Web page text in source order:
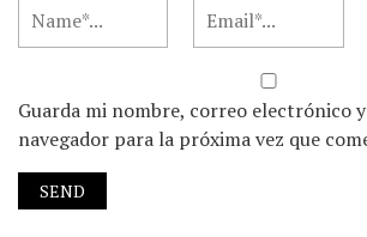
Guarda mi nombre, correo electrónico
navegador para la próxima vez que